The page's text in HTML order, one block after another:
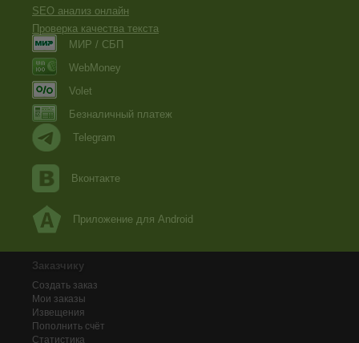
SEO анализ онлайн
Проверка качества текста
МИР / СБП
WebMoney
Volet
Безналичный платеж
Telegram
Вконтакте
Приложение для Android
Заказчику
Создать заказ
Мои заказы
Извещения
Пополнить счёт
Статистика